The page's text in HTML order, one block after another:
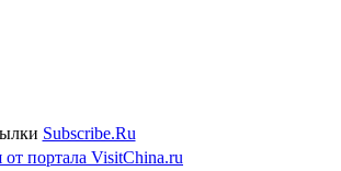
Subscribe.Ru
портала VisitChina.ru